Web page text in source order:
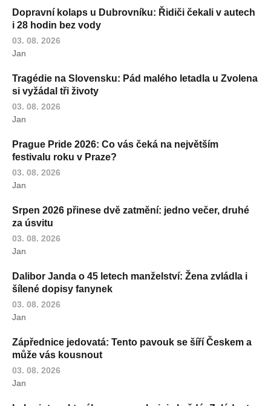
Dopravní kolaps u Dubrovníku: Řidiči čekali v autech
i 28 hodin bez vody
03. 08. 2026
Jan
Tragédie na Slovensku: Pád malého letadla u Zvolena
si vyžádal tři životy
03. 08. 2026
Jan
Prague Pride 2026: Co vás čeká na největším
festivalu roku v Praze?
03. 08. 2026
Jan
Srpen 2026 přinese dvě zatmění: jedno večer, druhé
za úsvitu
03. 08. 2026
Jan
Dalibor Janda o 45 letech manželství: Žena zvládla i
šílené dopisy fanynek
03. 08. 2026
Jan
Zápřednice jedovatá: Tento pavouk se šíří Českem a
může vás kousnout
03. 08. 2026
Jan